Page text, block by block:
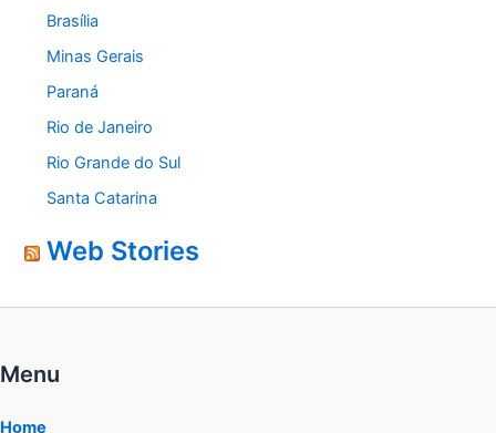
Brasília
Minas Gerais
Paraná
Rio de Janeiro
Rio Grande do Sul
Santa Catarina
Web Stories
Menu
Home